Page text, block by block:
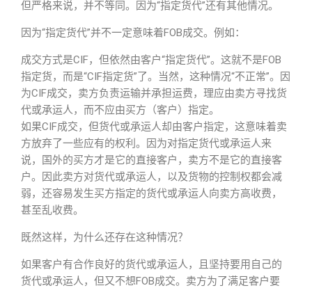
但严格来说，并不等同。因为“指定货代”还有其他情况。
因为“指定货代”并不一定意味着FOB成交。例如：
成交方式是CIF，但依然由客户“指定货代”。这就不是FOB
指定货，而是“CIF指定货”了。当然，这种情况“不正常”。因
为CIF成交，卖方负责运输并承担运费，理应由卖方寻找货
代或承运人，而不应由买方（客户）指定。
如果CIF成交，但货代或承运人却由客户指定，这意味着卖
方放弃了一些应有的权利。因为对指定货代或承运人来
说，国外的买方才是它的直接客户，卖方不是它的直接客
户。因此卖方对货代或承运人，以及货物的控制权都会减
弱，还容易发生买方指定的货代或承运人向卖方高收费，
甚至乱收费。
既然这样，为什么还存在这种情况？
如果客户有合作良好的货代或承运人，且坚持要用自己的
货代或承运人，但又不想FOB成交。卖方为了满足客户要